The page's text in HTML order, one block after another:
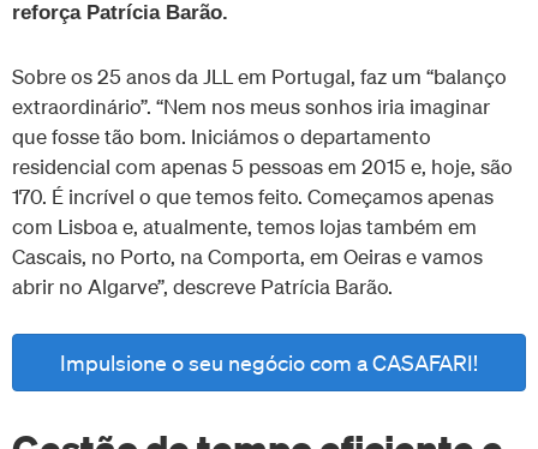
reforça Patrícia Barão.
Sobre os 25 anos da JLL em Portugal, faz um “balanço
extraordinário”. “Nem nos meus sonhos iria imaginar
que fosse tão bom. Iniciámos o departamento
residencial com apenas 5 pessoas em 2015 e, hoje, são
170. É incrível o que temos feito. Começamos apenas
com Lisboa e, atualmente, temos lojas também em
Cascais, no Porto, na Comporta, em Oeiras e vamos
abrir no Algarve”, descreve Patrícia Barão.
Impulsione o seu negócio com a CASAFARI!